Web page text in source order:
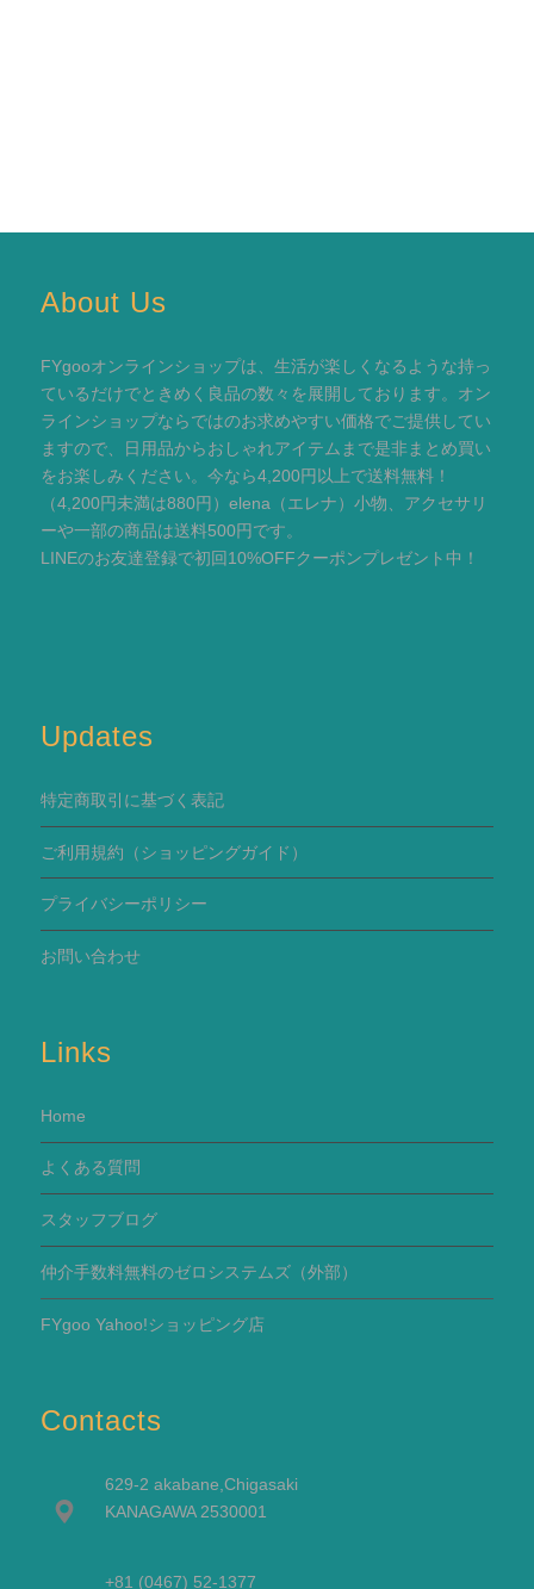
About Us
FYgooオンラインショップは、生活が楽しくなるような持っ
ているだけでときめく良品の数々を展開しております。オン
ラインショップならではのお求めやすい価格でご提供してい
ますので、日用品からおしゃれアイテムまで是非まとめ買い
をお楽しみください。今なら4,200円以上で送料無料！
（4,200円未満は880円）elena（エレナ）小物、アクセサリ
ーや一部の商品は送料500円です。
LINEのお友達登録で初回10%OFFクーポンプレゼント中！
Updates
特定商取引に基づく表記
ご利用規約 （ショッピングガイド）
プライバシーポリシー
お問い合わせ
Links
Home
よくある質問
スタッフブログ
仲介手数料無料のゼロシステムズ（外部）
FYgoo Yahoo!ショッピング店
Contacts
629-2 akabane,Chigasaki
KANAGAWA 2530001
+81 (0467) 52-1377